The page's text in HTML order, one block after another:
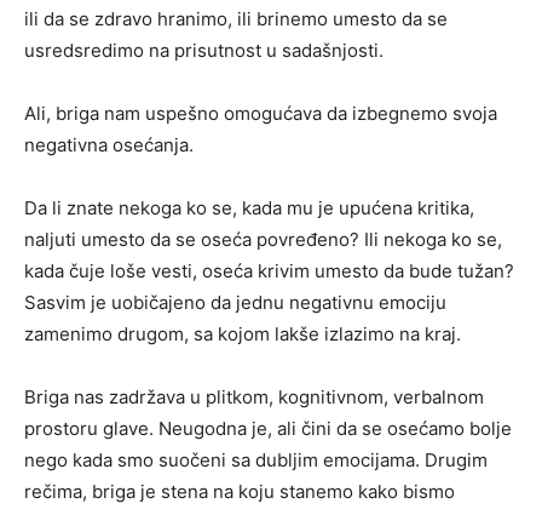
ili da se zdravo hranimo, ili brinemo umesto da se
usredsredimo na prisutnost u sadašnjosti.
Ali, briga nam uspešno omogućava da izbegnemo svoja
negativna osećanja.
Da li znate nekoga ko se, kada mu je upućena kritika,
naljuti umesto da se oseća povređeno? Ili nekoga ko se,
kada čuje loše vesti, oseća krivim umesto da bude tužan?
Sasvim je uobičajeno da jednu negativnu emociju
zamenimo drugom, sa kojom lakše izlazimo na kraj.
Briga nas zadržava u plitkom, kognitivnom, verbalnom
prostoru glave. Neugodna je, ali čini da se osećamo bolje
nego kada smo suočeni sa dubljim emocijama. Drugim
rečima, briga je stena na koju stanemo kako bismo